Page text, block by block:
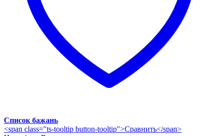
Список бажань
<span class="ts-tooltip button-tooltip">Сравнить</span>